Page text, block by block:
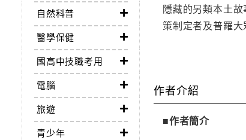
自然科普
醫學保健
國高中技職考用
電腦
旅遊
青少年
隱藏的另類本土
策制定者及普羅
作者介紹
■作者簡介